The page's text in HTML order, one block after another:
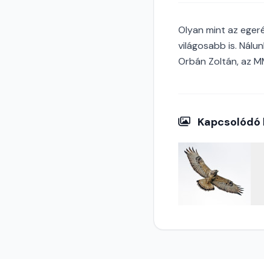
Olyan mint az
világosabb is.
Orbán Zoltán, az
Kapcsolódó